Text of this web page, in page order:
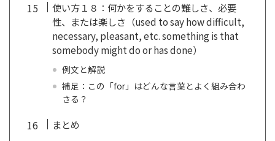
使い方１８：何かをすることの難しさ、必要
性、または楽しさ（used to say how difficult,
necessary, pleasant, etc. something is that
somebody might do or has done）
例文と解説
補足：この「for」はどんな言葉とよく組み合わ
さる？
まとめ